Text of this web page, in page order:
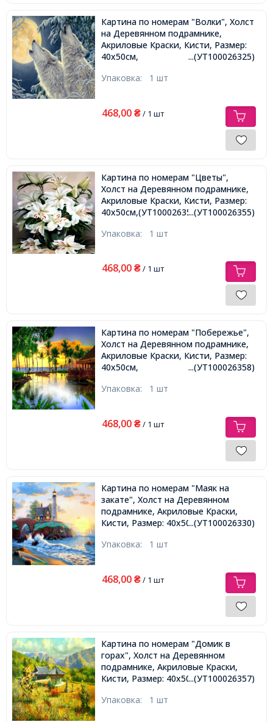
Картина по номерам "Волки", Холст
на Деревянном подрамнике,
Акриловые Краски, Кисти, Размер:
40х50см,
...(УТ100026325)
Упаковка: 1 шт
468,00 ₴/ 1 шт
Картина по номерам "Цветы",
Холст на Деревянном подрамнике,
Акриловые Краски, Кисти, Размер:
40х50см,(УТ100026355)...(УТ100026355)
Упаковка: 1 шт
468,00 ₴/ 1 шт
Картина по номерам "Побережье",
Холст на Деревянном подрамнике,
Акриловые Краски, Кисти, Размер:
40х50см,
...(УТ100026358)
Упаковка: 1 шт
468,00 ₴/ 1 шт
Картина по номерам "Маяк на
закате", Холст на Деревянном
подрамнике, Акриловые Краски,
Кисти, Размер: 40х50см,...(УТ100026330)
Упаковка: 1 шт
468,00 ₴/ 1 шт
Картина по номерам "Домик в
горах", Холст на Деревянном
подрамнике, Акриловые Краски,
Кисти, Размер: 40х50см,...(УТ100026357)
Упаковка: 1 шт